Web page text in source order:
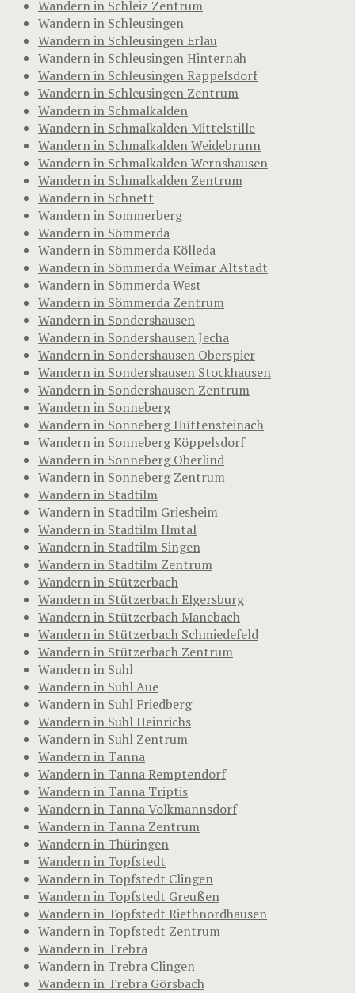
Wandern in Schleiz Zentrum
Wandern in Schleusingen
Wandern in Schleusingen Erlau
Wandern in Schleusingen Hinternah
Wandern in Schleusingen Rappelsdorf
Wandern in Schleusingen Zentrum
Wandern in Schmalkalden
Wandern in Schmalkalden Mittelstille
Wandern in Schmalkalden Weidebrunn
Wandern in Schmalkalden Wernshausen
Wandern in Schmalkalden Zentrum
Wandern in Schnett
Wandern in Sommerberg
Wandern in Sömmerda
Wandern in Sömmerda Kölleda
Wandern in Sömmerda Weimar Altstadt
Wandern in Sömmerda West
Wandern in Sömmerda Zentrum
Wandern in Sondershausen
Wandern in Sondershausen Jecha
Wandern in Sondershausen Oberspier
Wandern in Sondershausen Stockhausen
Wandern in Sondershausen Zentrum
Wandern in Sonneberg
Wandern in Sonneberg Hüttensteinach
Wandern in Sonneberg Köppelsdorf
Wandern in Sonneberg Oberlind
Wandern in Sonneberg Zentrum
Wandern in Stadtilm
Wandern in Stadtilm Griesheim
Wandern in Stadtilm Ilmtal
Wandern in Stadtilm Singen
Wandern in Stadtilm Zentrum
Wandern in Stützerbach
Wandern in Stützerbach Elgersburg
Wandern in Stützerbach Manebach
Wandern in Stützerbach Schmiedefeld
Wandern in Stützerbach Zentrum
Wandern in Suhl
Wandern in Suhl Aue
Wandern in Suhl Friedberg
Wandern in Suhl Heinrichs
Wandern in Suhl Zentrum
Wandern in Tanna
Wandern in Tanna Remptendorf
Wandern in Tanna Triptis
Wandern in Tanna Volkmannsdorf
Wandern in Tanna Zentrum
Wandern in Thüringen
Wandern in Topfstedt
Wandern in Topfstedt Clingen
Wandern in Topfstedt Greußen
Wandern in Topfstedt Riethnordhausen
Wandern in Topfstedt Zentrum
Wandern in Trebra
Wandern in Trebra Clingen
Wandern in Trebra Görsbach